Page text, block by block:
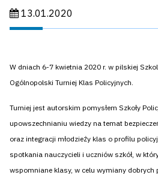
Data publikacji:
13.01.2020
W dniach 6-7 kwietnia 2020 r. w pilskiej
Ogólnopolski Turniej Klas Policyjnych.
Turniej jest autorskim pomysłem Szkoły
upowszechnianiu wiedzy na temat
oraz integracji młodzieży klas o profilu
spotkania nauczycieli i uczniów szkół, w
wspomniane klasy, w celu wymiany dobrych